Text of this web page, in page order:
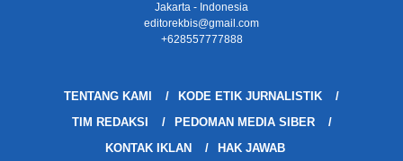
Jakarta - Indonesia
editorekbis@gmail.com
+628557777888
TENTANG KAMI
KODE ETIK JURNALISTIK
TIM REDAKSI
PEDOMAN MEDIA SIBER
KONTAK IKLAN
HAK JAWAB